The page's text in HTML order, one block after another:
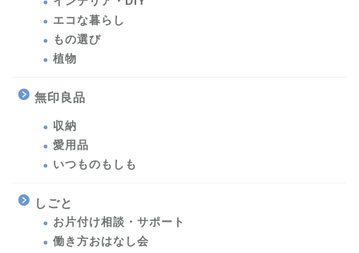
エコな暮らし
もの選び
植物
無印良品
収納
愛用品
いつものもしも
しごと
お片付け相談・サポート
働き方おはなし会